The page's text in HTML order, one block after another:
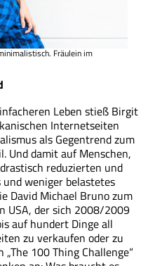
Fräulein im
Leben stieß Birgit
Internetseiten
als Gegentrend zum
Und damit auf Menschen,
reduzierten und
weniger belastetes
David Michael Bruno zum
USA, der sich 2008/2009
auf hundert Dinge all
zu verkaufen oder zu
100 Thing Challenge“